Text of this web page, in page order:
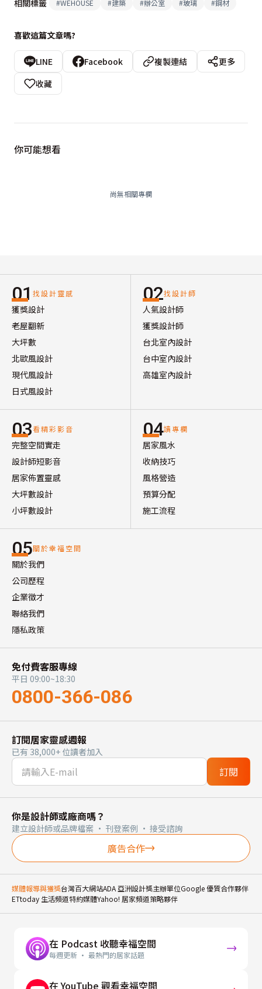
相關標籤 #WEHOUSE #建築 #辦公室 #玻璃 #鋼材
喜歡這篇文章嗎?
LINE Facebook 複製連結
更多
收藏
你可能想看
尚無相關專欄
01 找設計靈感
獲獎設計
老屋翻新
大坪數
北歐風設計
現代風設計
日式風設計
02找設計師
人氣設計師
獲獎設計師
台北室內設計
台中室內設計
高雄室內設計
03看精彩影音
完整空間實走
設計師短影音
居家佈置靈感
大坪數設計
小坪數設計
04讀專欄
居家風水
收納技巧
風格營造
預算分配
施工流程
05關於幸福空間
關於我們
公司歷程
企業徵才
聯絡我們
隱私政策
免付費客服專線
平日 09:00~18:30
0800-366-086
訂閱居家靈感週報
已有 38,000+ 位讀者加入
訂閱
你是設計師或廠商嗎？
建立設計師或品牌檔案 · 刊登案例 · 接受諮詢
廣告合作
媒體報導與獲獎台灣百大網站ADA 亞洲設計獎主辦單位Google 優質合作夥伴
ETtoday 生活頻道特約媒體Yahoo! 居家頻道策略夥伴
在 Podcast 收聽幸福空間
每週更新 · 最熱門的居家話題
在 YouTube 觀看幸福空間